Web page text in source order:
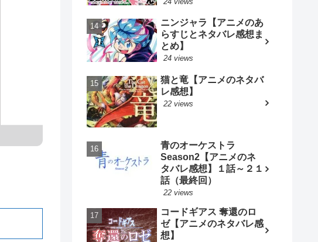
ニンジャラ【アニメのあ
らすじとネタバレ感想ま
とめ】
24 views
猫と竜【アニメのネタバ
レ感想】
22 views
青のオーケストラ
Season2【アニメのネ
タバレ感想】１話～２１
話（最終回）
22 views
コードギアス 奪還のロ
ゼ【アニメのネタバレ感
想】